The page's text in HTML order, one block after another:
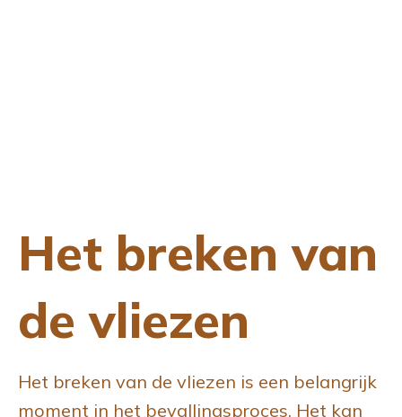
Het breken van
de vliezen
Het breken van de vliezen is een belangrijk
moment in het bevallingsproces. Het kan